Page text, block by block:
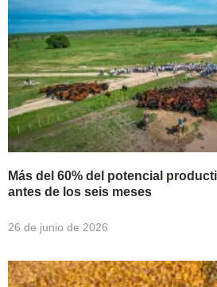
Más del 60% del potencial
antes de los seis meses
26 de junio de 2026